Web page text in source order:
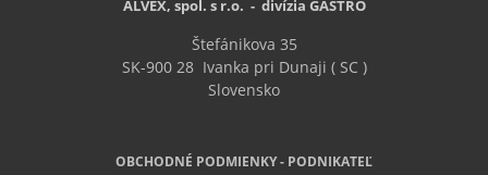
ALVEX, spol. s r.o. - divízia GASTRO
Štefánikova 35
SK-900 28Ivanka pri Dunaji ( SC )
Slovensko
OBCHODNÉ PODMIENKY - PODNIKATEĽ